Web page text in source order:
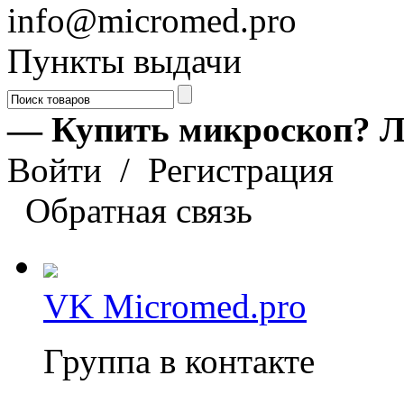
info@micromed.pro
Пункты выдачи
— Купить микроскоп?
Войти / Регистрация
Обратная связь
VK Micromed.pro
Группа в контакте